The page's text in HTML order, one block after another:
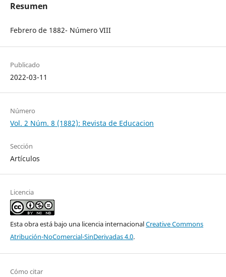
Resumen
Febrero de 1882- Número VIII
Publicado
2022-03-11
Número
Vol. 2 Núm. 8 (1882): Revista de Educacion
Sección
Artículos
Licencia
Esta obra está bajo una licencia internacionalCreative Commons
Atribución-NoComercial-SinDerivadas 4.0.
Cómo citar